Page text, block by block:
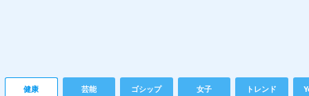
健康 芸能 ゴシップ 女子 トレンド